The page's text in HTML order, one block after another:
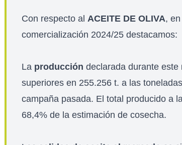
Con respecto al ACEITE DE OLIVA,
comercialización 2024/25 destacamos:
La producción declarada durante
superiores en 255.256 t. a las
campaña pasada. El total producido a
68,4% de la estimación de cosecha.